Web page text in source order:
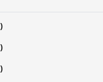
)
)
)